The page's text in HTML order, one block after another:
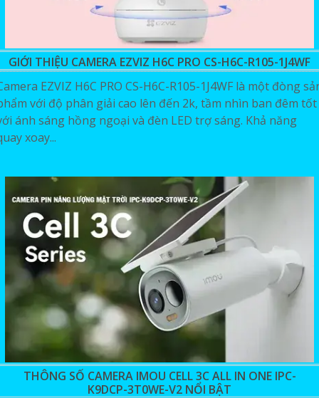
GIỚI THIỆU CAMERA EZVIZ H6C PRO CS-H6C-R105-1J4WF
EZVIZ H6C PRO CS-H6C-R105-1J4WF là một đòng
với độ phân giải cao lên đến 2k, tầm nhìn ban đêm tốt
ánh sáng hồng ngoại và đèn LED trợ sáng. Khả năng
xoay...
THÔNG SỐ CAMERA IMOU CELL 3C ALL IN ONE IPC-
K9DCP-3T0WE-V2 NỔI BẬT